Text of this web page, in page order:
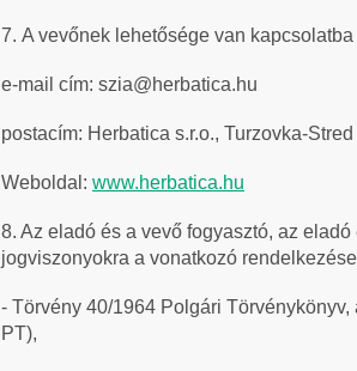
7. A vevőnek lehetősége van
e-mail cím: szia@herbatica.hu
postacím: Herbatica s.r.o., Turzovka-
Weboldal: www.herbatica.hu
8. Az eladó és a vevő fogyasztó, az
jogviszonyokra a vonatkozó
- Törvény 40/1964 Polgári
PT),